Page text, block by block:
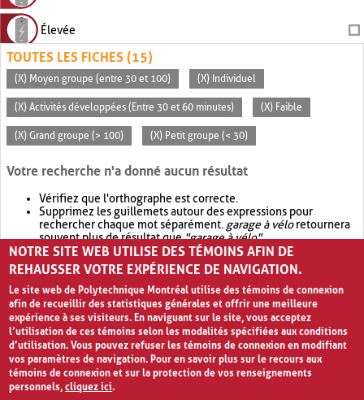
Élevée
TOUTES LES FICHES (15)
(X) Moyen groupe (entre 30 et 100) (X) Individuel
(X) Activités développées (Entre 30 et 60 minutes) (X) Faible
(X) Grand groupe (> 100) (X) Petit groupe (< 30)
Votre recherche n'a donné aucun résultat
Vérifiez que l'orthographe est correcte.
Supprimez les guillemets autour des expressions pour
rechercher chaque mot séparément. garage à véloretournera
souvent plus de résultat que"garage à vélo".
Envisagez d'élargir votre recherche avec OR.garage OR vélo
retournera souvent plus de résultat quegarage à vélo
NOTRE SITE WEB UTILISE DES TÉMOINS AFIN DE
REHAUSSER VOTRE EXPÉRIENCE DE NAVIGATION.
Le site web de Polytechnique Montréal utilise des témoins de connexion
afin de recueillir des statistiques générales et offrir une meilleure
expérience à ses visiteurs. En naviguant sur le site, vous acceptez
l’utilisation de ces témoins selon les modalités spécifiées aux conditions
d’utilisation. Vous pouvez refuser les témoins de connexion en modifiant
vos paramètres de navigation. Pour en savoir plus sur le recours aux
témoins de connexion et sur la protection de vos renseignements
personnels,cliquez ici.